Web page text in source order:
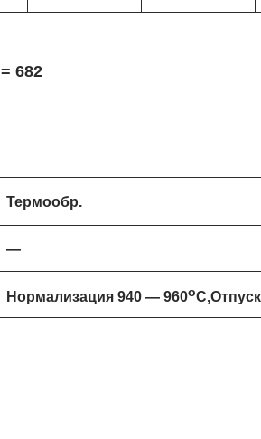
= 682
Термообр.
—
Нормализация 940 — 960o